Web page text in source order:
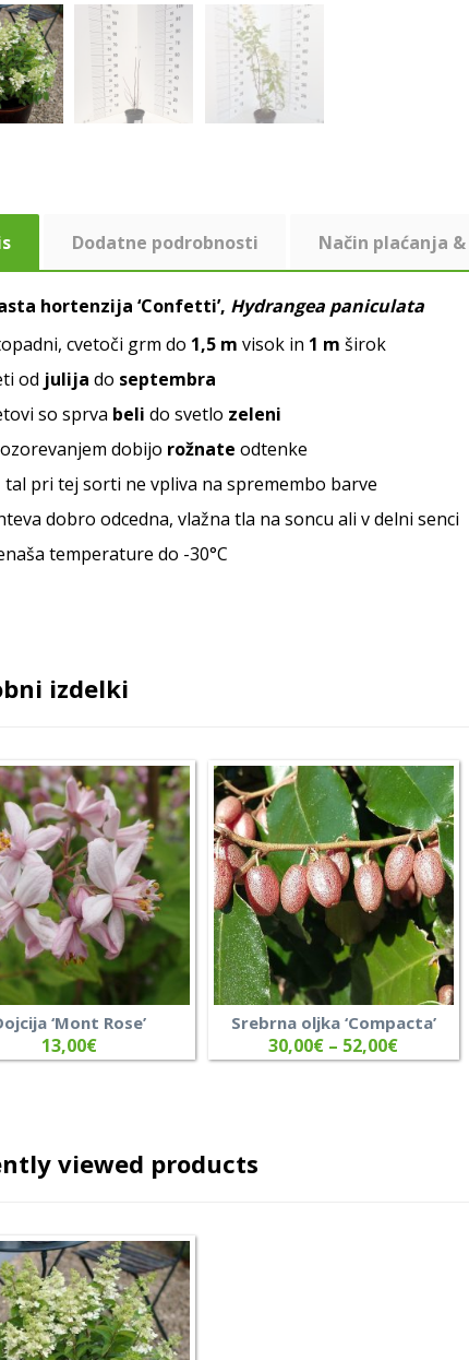
Dodatne podrobnosti Način plaćanja
hortenzija ‘Confetti’, Hydrangea paniculata
cvetoči grm do 1,5 m visok in 1 m širok
od julija do septembra
so sprva beli do svetlo zeleni
dobijo rožnate odtenke
tal pri tej sorti ne vpliva na spremembo barve
dobro odcedna, vlažna tla na soncu ali v delni senci
temperature do -30°C
izdelki
‘Mont Rose’
13,00€
Srebrna oljka ‘Compacta’
30,00€ – 52,00€
viewed products